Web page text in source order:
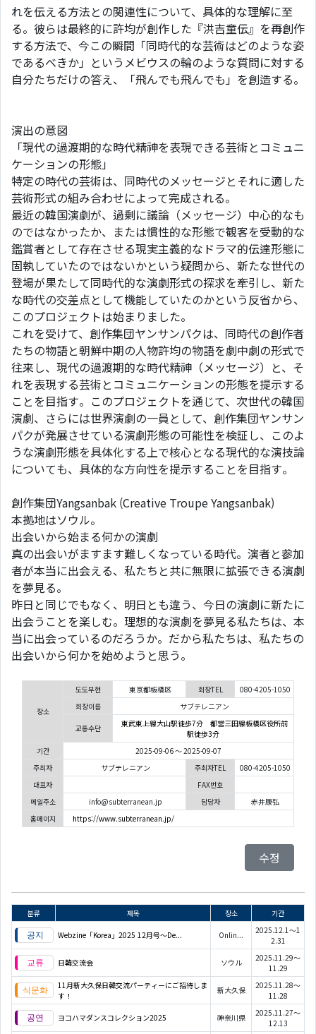
れを伝える方法との関連性について、具体的な理解に至
る。彼らは最終的に許均が創作した『洪吉童伝』を再創作
する方法で、今この瞬間「同時代的な芸術はどのような姿
であるべきか」というメビウスの輪のような質問に対する
自分たちだけの答え、「飛んでも飛んでも」を創造する。
演出の意図
「現代の過渡期的な時代精神を表現できる芸術とコミュニ
ケーションの形態」
特定の時代の芸術は、同時代のメッセージとそれに適した
芸術形式の組み合わせによって完成される。
最近の韓国演劇が、過剰に議論（メッセージ）中心的なも
のではなかったか、または慣性的な形態で観客を受動的な
鑑賞者として存在させる現実主義的なドラマ的伝達形態に
固執していたのではないかという疑問から、新たな世代の
登場が果たして同時代的な演劇形式の探求を牽引し、新た
な時代の交差点として機能していたのかという反省から、
このプロジェクトは始まりました。
これを受けて、創作集団ヤンサンパクは、同時代の創作者
たちの物語と朝鮮中期の人物許均の物語を劇中劇の形式で
往来し、現代の過渡期的な時代精神（メッセージ）と、そ
れを表現する芸術とコミュニケーションの形態を提示する
ことを目指す。このプロジェクトを通じて、次世代の韓国
演劇、さらには世界演劇の一員として、創作集団ヤンサン
パクが発展させている演劇形態の可能性を検証し、このよ
うな演劇形態を具体化する上で核心となる現代的な演技論
についても、具体的な方向性を提示することを目指す。
創作集団Yangsanbak (Creative Troupe Yangsanbak)
本拠地はソウル。
出会いから始まる何かの演劇
真の出会いがますます難しくなっている時代。演者と参加
者が本当に出会える、私たちと共に無限に拡張できる演劇
を夢⾒る。
昨⽇と同じでもなく、明⽇とも違う、今⽇の演劇に新たに
出会うことを楽しむ。理想的な演劇を夢⾒る私たちは、本
当に出会っているのだろうか。だから私たちは、私たちの
出会いから何かを始めようと思う。
장소
도도부현 東京都板橋区 회장TEL
080-4205-1050
회장이름
サブテレニアン
교통수단
東武東上線大山駅徒歩7分 都営三田線板橋区役所前
駅徒歩3分
기간
2025-09-06 ～ 2025-09-07
주최자
サブテレニアン 주최자TEL
080-4205-1050
대표자
FAX번호
메일주소
info@subterranean.jp 담당자
赤井康弘
홈페이지
https://www.subterranean.jp/
수정
분류 제목 장소 기간
Webzine「Korea」2025 12月号～De... Onlin...
2025.12.1～1
2.31
日韓交流会 ソウル
2025.11.29～
11.29
11月新大久保日韓交流パーティーにご招待しま
す！
新大久保
2025.11.28～
11.28
ヨコハマダンスコレクション2025 神奈川県
2025.11.27～
12.13